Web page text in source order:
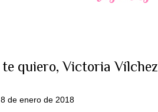
quiero, Victoria Vílchez
de enero de 2018